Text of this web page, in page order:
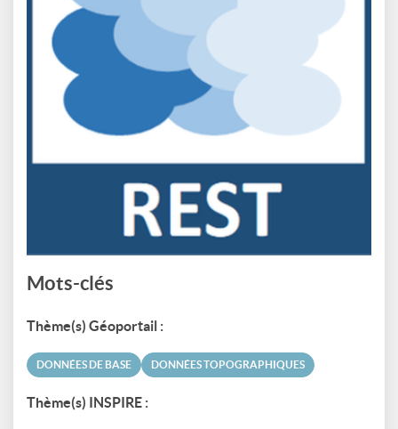
Mots-clés
Thème(s) Géoportail :
DONNÉES DE BASE DONNÉES TOPOGRAPHIQUES
Thème(s) INSPIRE :